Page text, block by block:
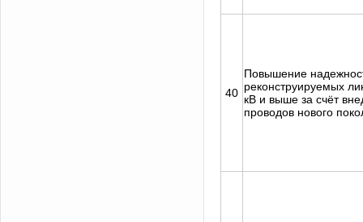
40
Повышение
реконструируемых
кВ и выше за счёт
проводов нового